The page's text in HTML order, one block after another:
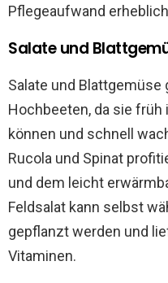
Pflegeaufwand
Salate und
Salate und Blattgemüse
Hochbeeten, da sie
können und schnell
Rucola und Spinat
und dem leicht
Feldsalat kann selbst
gepflanzt werden und
Vitaminen.